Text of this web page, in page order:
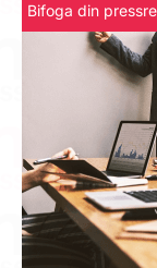
Bifoga din